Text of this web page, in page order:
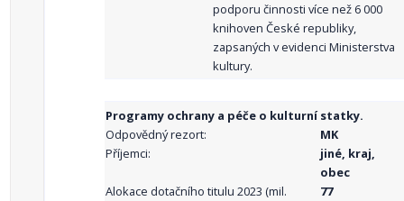
podporu činnosti více než 6 000
knihoven České republiky,
zapsaných v evidenci Ministerstva
kultury.
Programy ochrany a péče o kulturní statky.
Odpovědný rezort:
MK
Příjemci:
jiné, kraj,
obec
Alokace dotačního titulu 2023 (mil.
77